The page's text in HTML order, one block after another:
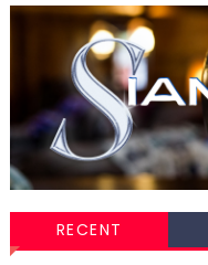
RECENT